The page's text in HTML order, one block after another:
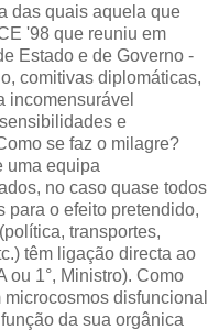
das quais aquela que
'98 que reuniu em
Estado e de Governo -
comitivas diplomáticas,
incomensurável
e
se faz o milagre?
uma equipa
no caso quase todos
para o efeito pretendido,
transportes,
têm ligação directa ao
ou 1°, Ministro). Como
disfuncional
da sua orgânica